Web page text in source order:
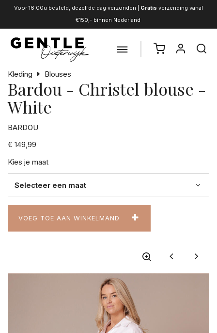
Voor 16.00u besteld, dezelfde dag verzonden | Gratis verzending vanaf
€150,- binnen Nederland
Kleding Blouses
Bardou - Christel blouse -
White
BARDOU
€ 149,99
Kies je maat
VOEG TOE AAN WINKELMAND